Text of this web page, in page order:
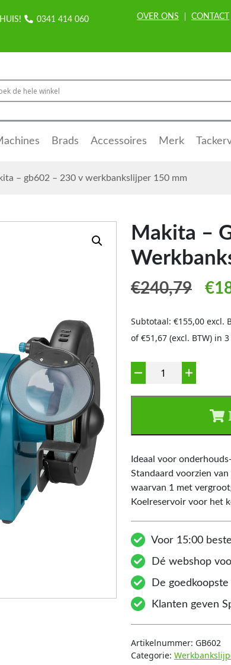
0341 414 060 OVER ONS CONTACT
Brads Accessoires Merk
– gb602 – 230 v werkbankslijper 150 mm
Makita –
€240,79 €
Subtotaal: €155,00 excl.
of €51,67 (excl. BTW) in
Aantal
Ideaal voor
Standaard voorzien
waarvan 1 met
Koelreservoir voor het
Voor 15:00
Dé webshop
De
Klanten geven
Artikelnummer: GB602
Categorie: